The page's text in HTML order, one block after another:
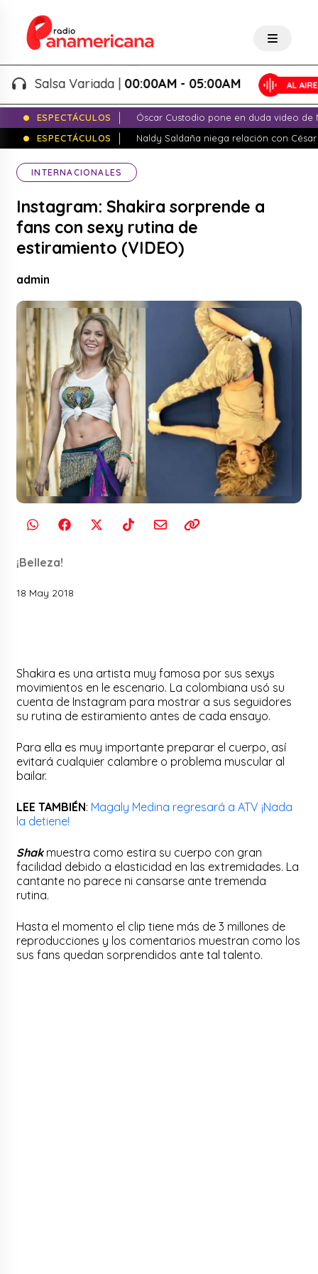
Salsa Variada |00:00AM - 05:00AM
ESPECTÁCULOS
Óscar Custodio pone en duda video de
ESPECTÁCULOS
Naldy Saldaña niega relación con
INTERNACIONALES
Instagram: Shakira sorprende a
fans con sexy rutina de
estiramiento (VIDEO)
admin
¡Belleza!
18 May 2018
Shakira es una artista muy famosa por sus sexys
movimientos en le escenario. La colombiana usó su
cuenta de Instagram para mostrar a sus seguidores
su rutina de estiramiento antes de cada ensayo.
Para ella es muy importante preparar el cuerpo, así
evitará cualquier calambre o problema muscular al
bailar.
LEE TAMBIÉN: Magaly Medina regresará a ATV ¡Nada
la detiene!
Shak muestra como estira su cuerpo con gran
facilidad debido a elasticidad en las extremidades. La
cantante no parece ni cansarse ante tremenda
rutina.
Hasta el momento el clip tiene más de 3 millones de
reproducciones y los comentarios muestran como los
sus fans quedan sorprendidos ante tal talento.